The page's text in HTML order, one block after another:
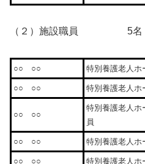
（２）施設職員 5名
○○ ○○ 特別養護老人
○○ ○○ 特別養護老人
○○ ○○
特別養護老人
員
○○ ○○ 特別養護老人
○○ ○○ 特別養護老人